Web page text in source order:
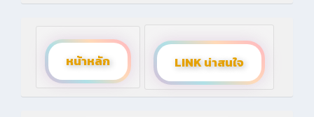
หน้าหลัก LINK น่าสนใจ